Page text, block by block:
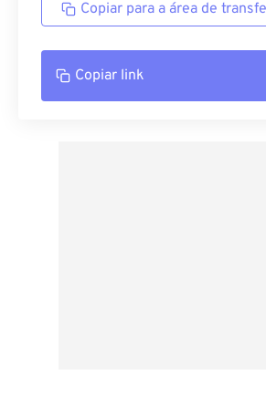
Copiar para a área de
Copiar link